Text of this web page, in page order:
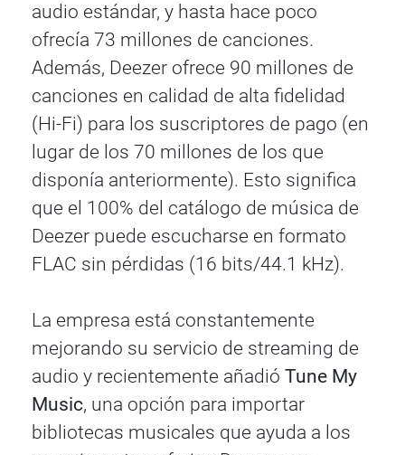
audio estándar, y hasta hace poco
ofrecía 73 millones de canciones.
Además, Deezer ofrece 90 millones de
canciones en calidad de alta fidelidad
(Hi-Fi) para los suscriptores de pago (en
lugar de los 70 millones de los que
disponía anteriormente). Esto significa
que el 100% del catálogo de música de
Deezer puede escucharse en formato
FLAC sin pérdidas (16 bits/44.1 kHz).
La empresa está constantemente
mejorando su servicio de streaming de
audio y recientemente añadióTune My
Music, una opción para importar
bibliotecas musicales que ayuda a los